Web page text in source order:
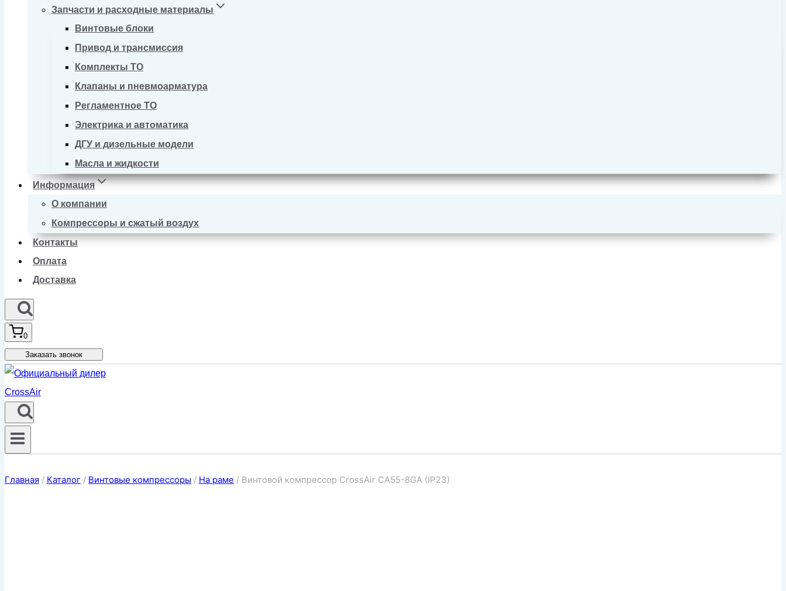
Запчасти и расходные материалы
Винтовые блоки
Привод и трансмиссия
Комплекты ТО
Клапаны и пневмоарматура
Регламентное ТО
Электрика и автоматика
ДГУ и дизельные модели
Масла и жидкости
Информация
О компании
Компрессоры и сжатый воздух
Контакты
Оплата
Доставка
0
Заказать звонок
Главная / Каталог / Винтовые компрессоры / На раме / Винтовой компрессор CrossAir CA55-8GA (IP23)